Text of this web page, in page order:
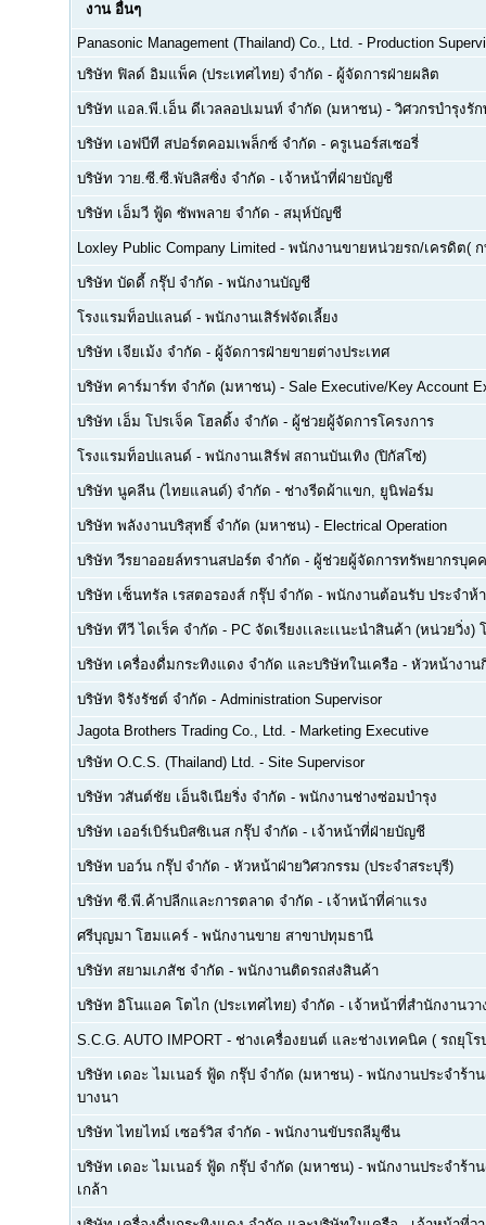
งาน อื่นๆ
Panasonic Management (Thailand) Co., Ltd. - Production
บริษัท ฟิลด์ อิมแพ็ค (ประเทศไทย) จำกัด - ผู้จัดการฝ่ายผลิต
บริษัท แอล.พี.เอ็น ดีเวลลอปเมนท์ จำกัด (มหาชน) - วิศวกรบำรุงรั
บริษัท เอฟบีที สปอร์ตคอมเพล็กซ์ จำกัด - ครูเนอร์สเซอรี่
บริษัท วาย.ซี.ซี.พับลิสซิ่ง จำกัด - เจ้าหน้าที่ฝ่ายบัญชี
บริษัท เอ็มวี ฟู้ด ซัพพลาย จำกัด - สมุห์บัญชี
Loxley Public Company Limited - พนักงานขายหน่วยรถ/เครดิต(
บริษัท บัดดี้ กรุ๊ป จำกัด - พนักงานบัญชี
โรงแรมท็อปแลนด์ - พนักงานเสิร์ฟจัดเลี้ยง
บริษัท เจียเม้ง จำกัด - ผู้จัดการฝ่ายขายต่างประเทศ
บริษัท คาร์มาร์ท จำกัด (มหาชน) - Sale Executive/Key Account
บริษัท เอ็ม โปรเจ็ค โฮลดิ้ง จำกัด - ผู้ช่วยผู้จัดการโครงการ
โรงแรมท็อปแลนด์ - พนักงานเสิร์ฟ สถานบันเทิง (ปิกัสโซ่)
บริษัท นูคลีน (ไทยแลนด์) จำกัด - ช่างรีดผ้าแขก, ยูนิฟอร์ม
บริษัท พลังงานบริสุทธิ์ จำกัด (มหาชน) - Electrical Operation
บริษัท วีรยาออยล์ทรานสปอร์ต จำกัด - ผู้ช่วยผู้จัดการทรัพยากรบุค
บริษัท เซ็นทรัล เรสตอรองส์ กรุ๊ป จำกัด - พนักงานต้อนรับ ประจำห้
บริษัท ทีวี ไดเร็ค จำกัด - PC จัดเรียงเเละเเนะนำสินค้า (หน่วยวิ่ง
บริษัท เครื่องดื่มกระทิงแดง จำกัด และบริษัทในเครือ - หัวหน้างาน
บริษัท จิรังรัชต์ จำกัด - Administration Supervisor
Jagota Brothers Trading Co., Ltd. - Marketing Executive
บริษัท O.C.S. (Thailand) Ltd. - Site Supervisor
บริษัท วสันต์ชัย เอ็นจิเนียริ่ง จำกัด - พนักงานช่างซ่อมบำรุง
บริษัท เออร์เบิร์นบิสซิเนส กรุ๊ป จำกัด - เจ้าหน้าที่ฝ่ายบัญชี
บริษัท บอว์น กรุ๊ป จำกัด - หัวหน้าฝ่ายวิศวกรรม (ประจำสระบุรี)
บริษัท ซี.พี.ค้าปลีกและการตลาด จำกัด - เจ้าหน้าที่ค่าแรง
ศรีบุญมา โฮมแคร์ - พนักงานขาย สาขาปทุมธานี
บริษัท สยามเภสัช จำกัด - พนักงานติดรถส่งสินค้า
บริษัท อิโนแอค โตไก (ประเทศไทย) จำกัด - เจ้าหน้าที่สำนักงานวา
S.C.G. AUTO IMPORT - ช่างเครื่องยนต์ และช่างเทคนิค ( รถยุโ
บริษัท เดอะ ไมเนอร์ ฟู้ด กรุ๊ป จำกัด (มหาชน) - พนักงานประจำร้า
บางนา
บริษัท ไทยไทม์ เซอร์วิส จำกัด - พนักงานขับรถลีมูซีน
บริษัท เดอะ ไมเนอร์ ฟู้ด กรุ๊ป จำกัด (มหาชน) - พนักงานประจำร้า
เกล้า